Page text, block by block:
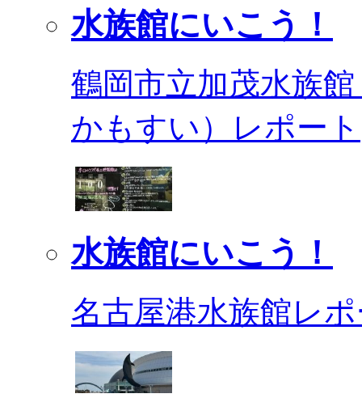
水族館にいこう！
鶴岡市立加茂水族
かもすい）レポート
水族館にいこう！
名古屋港水族館レ